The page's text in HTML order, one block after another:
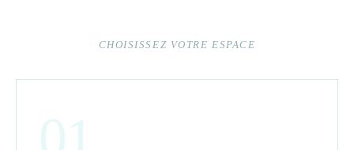
CHOISISSEZ VOTRE ESPACE